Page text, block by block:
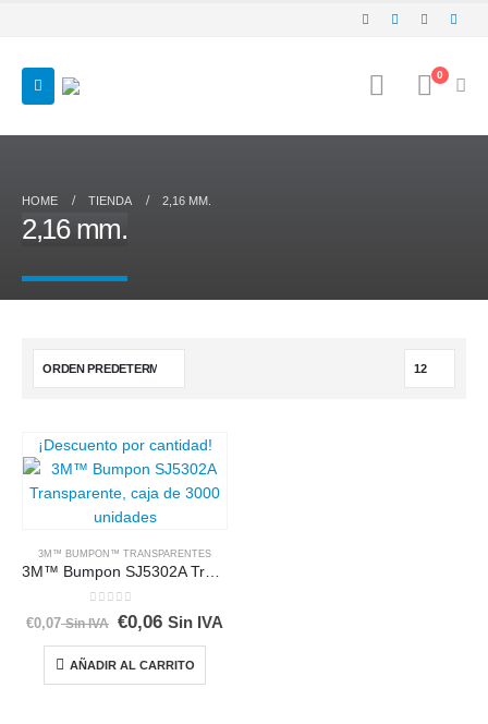
0
HOME TIENDA 2,16 MM.
2,16 mm.
¡Descuento por cantidad!
3M™ BUMPON™ TRANSPARENTES
out of 5
El
original
€0,07El
actual
es:
Sin IVA €0,06 Sin IVA
AÑADIR AL CARRITO